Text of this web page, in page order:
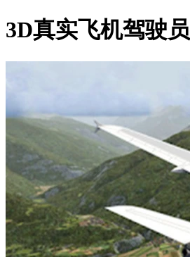
3D真实飞机驾驶员